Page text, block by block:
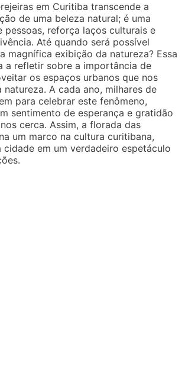
em Curitiba transcende a
de uma beleza natural; é uma
pessoas, reforça laços culturais e
Até quando será possível
magnífica exibição da natureza? Essa
a refletir sobre a importância de
os espaços urbanos que nos
A cada ano, milhares de
para celebrar este fenômeno,
sentimento de esperança e gratidão
cerca. Assim, a florada das
um marco na cultura curitibana,
em um verdadeiro espetáculo